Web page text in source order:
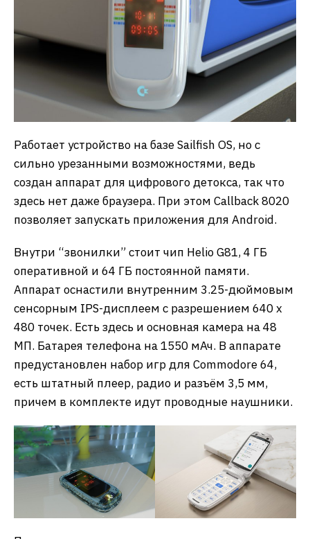
Работает устройство на базе Sailfish OS, но с
сильно урезанными возможностями, ведь
создан аппарат для цифрового детокса, так что
здесь нет даже браузера. При этом Callback 8020
позволяет запускать приложения для Android.
Внутри “звонилки” стоит чип Helio G81, 4 ГБ
оперативной и 64 ГБ постоянной памяти.
Аппарат оснастили внутренним 3.25-дюймовым
сенсорным IPS-дисплеем с разрешением 640 x
480 точек. Есть здесь и основная камера на 48
МП. Батарея телефона на 1550 мАч. В аппарате
предустановлен набор игр для Commodore 64,
есть штатный плеер, радио и разъём 3,5 мм,
причем в комплекте идут проводные наушники.